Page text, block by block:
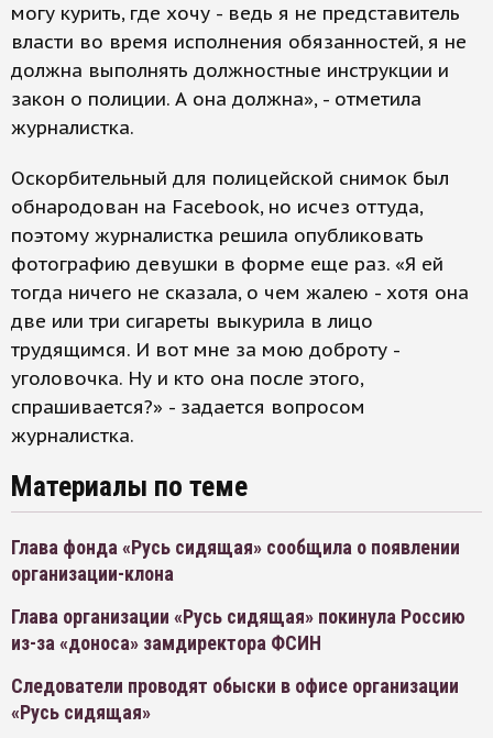
могу курить, где хочу - ведь я не представитель
власти во время исполнения обязанностей, я не
должна выполнять должностные инструкции и
закон о полиции. А она должна», - отметила
журналистка.
Оскорбительный для полицейской снимок был
обнародован на Facebook, но исчез оттуда,
поэтому журналистка решила опубликовать
фотографию девушки в форме еще раз. «Я ей
тогда ничего не сказала, о чем жалею - хотя она
две или три сигареты выкурила в лицо
трудящимся. И вот мне за мою доброту -
уголовочка. Ну и кто она после этого,
спрашивается?» - задается вопросом
журналистка.
Материалы по теме
Глава фонда «Русь сидящая» сообщила о появлении
организации-клона
Глава организации «Русь сидящая» покинула Россию
из-за «доноса» замдиректора ФСИН
Следователи проводят обыски в офисе организации
«Русь сидящая»